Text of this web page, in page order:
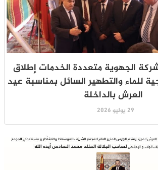
الجهوية متعددة الخدمات إطلاق
للماء والتطهير السائل بمناسبة عيد
العرش بالداخلة
29 يوليو 2026